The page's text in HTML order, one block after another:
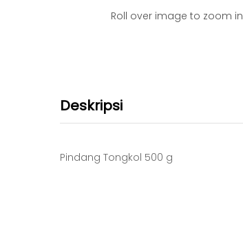
Roll over image to zoom in
Deskripsi
Pindang Tongkol 500 g